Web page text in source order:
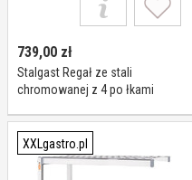
739,00 zł
Stalgast Regał ze stali
chromowanej z 4 po łkami
skre cany I Stalgast
XXLgastro.pl